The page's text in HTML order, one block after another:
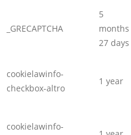
_GRECAPTCHA
5
months
27 days
cookielawinfo-
checkbox-altro
1 year
cookielawinfo-